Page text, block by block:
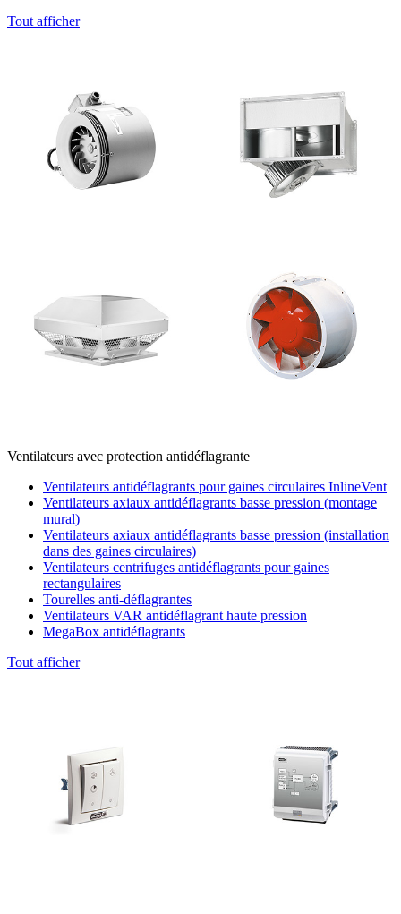
Tout afficher
Ventilateurs avec protection antidéflagrante
Ventilateurs antidéflagrants pour gaines circulaires InlineVent
Ventilateurs axiaux antidéflagrants basse pression (montage
mural)
Ventilateurs axiaux antidéflagrants basse pression (installation
dans des gaines circulaires)
Ventilateurs centrifuges antidéflagrants pour gaines
rectangulaires
Tourelles anti-déflagrantes
Ventilateurs VAR antidéflagrant haute pression
MegaBox antidéflagrants
Tout afficher